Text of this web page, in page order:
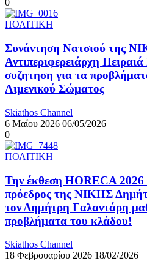
0
ΠΟΛΙΤΙΚΗ
Συνάντηση Νατσιού της
Αντιπεριφερειάρχη
συζητηση για τα
Λιμενικού Σώματος
Skiathos Channel
6 Μαΐου 2026 06/05/2026
0
ΠΟΛΙΤΙΚΗ
Την έκθεση HORECA 2026
πρόεδρος της ΝΙΚΗΣ
τον Δημήτρη Γαλαντάρη
προβλήματα του κλάδου!
Skiathos Channel
18 Φεβρουαρίου 2026 18/02/2026